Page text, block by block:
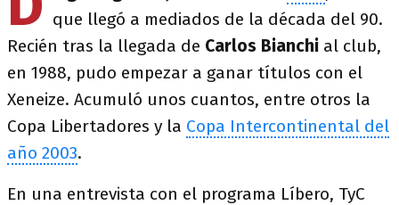
que llegó a mediados de la década del 90.
Recién tras la llegada de Carlos Bianchi al club,
en 1988, pudo empezar a ganar títulos con el
Xeneize. Acumuló unos cuantos, entre otros la
Copa Libertadores y la Copa Intercontinental del
año 2003.
En una entrevista con el programa Líbero, TyC